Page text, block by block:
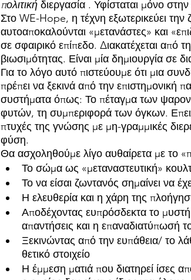
πολιτική διεργασία . Υφίσταται μόνο
Στο WE-Hope, η τέχνη εξωτερικεύει
αυτοαποκαλούνται «μετανάστες» και
σε σφαιρικό επίπεδο. Διακατέχεται από
βιωσιμότητας. Είναι μία δημιουργία σε
Για το λόγο αυτό πιστεύουμε ότι μια
πρέπει να ξεκινά από την
συστήματα όπως: Το πέταγμα των
φυτών, τη συμπεριφορά των όγκων.
πτυχές της γνώσης με μη-γραμμικές
φύση.
Θα ασχοληθούμε λίγο αυθαίρετα με το
Το σώμα ως «μεταναστευτική»
Το να είσαι ζωντανός σημαίνει να
Η ελευθερία και η χάρη της
Αποδέχοντας ευπρόσδεκτα το
απαντήσεις και η επαναδιατύπωσή
Ξεκινώντας από την ευπάθεια/ το
θετικό στοιχείο
Η έμμεση ματιά που διατηρεί ίσες